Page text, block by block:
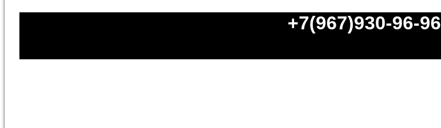
+7(967)930-96-96